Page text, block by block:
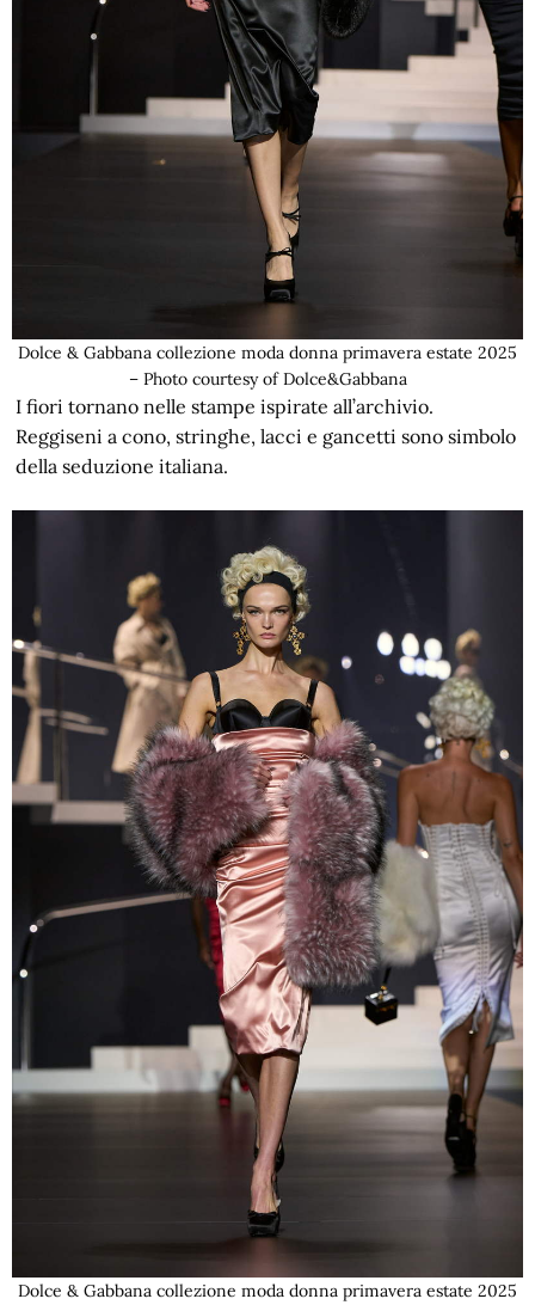
Dolce & Gabbana collezione moda donna primavera estate 2025
– Photo courtesy of Dolce&Gabbana
I fiori tornano nelle stampe ispirate all’archivio.
Reggiseni a cono, stringhe, lacci e gancetti sono simbolo
della seduzione italiana.
Dolce & Gabbana collezione moda donna primavera estate 2025